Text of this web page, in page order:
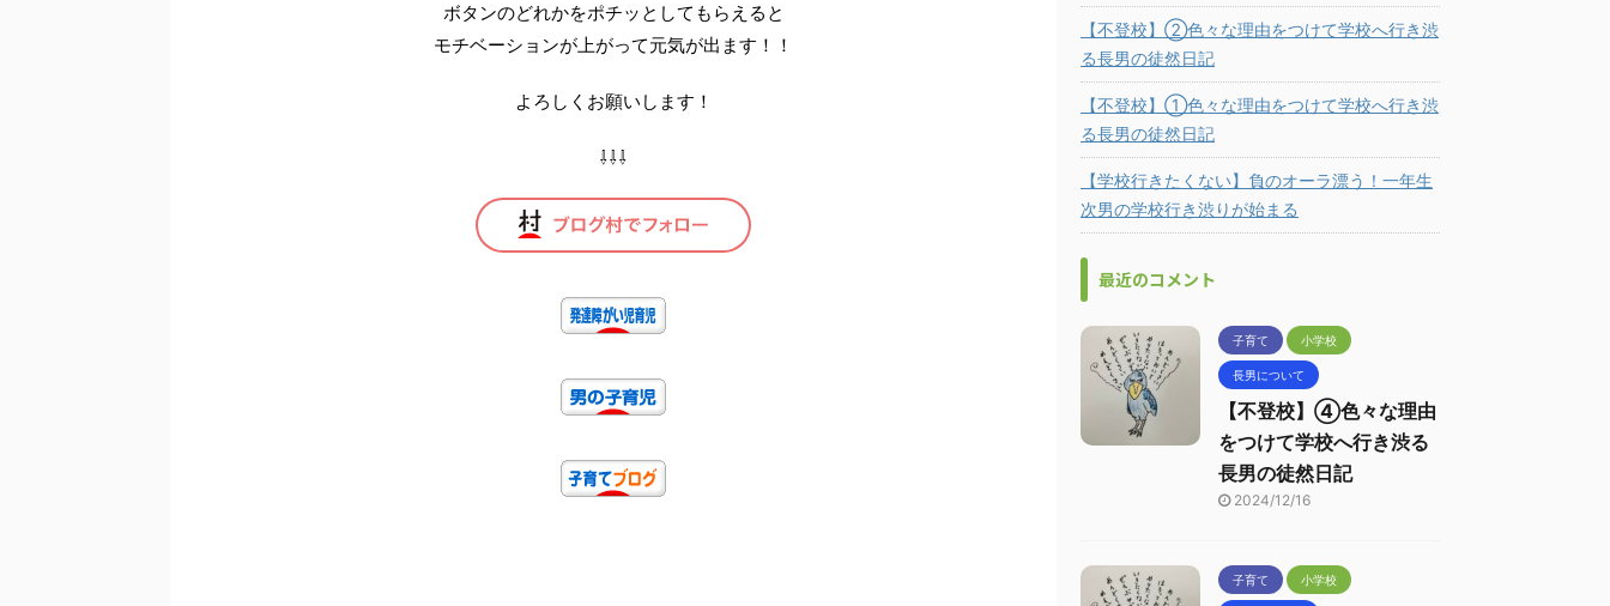
ボタンのどれかをポチッとしてもらえると
モチベーションが上がって元気が出ます！！
よろしくお願いします！
⇩⇩⇩
【不登校】②色々な理由をつけて学校へ行き渋
る長男の徒然日記
【不登校】①色々な理由をつけて学校へ行き渋
る長男の徒然日記
【学校行きたくない】負のオーラ漂う！一年生
次男の学校行き渋りが始まる
最近のコメント
子育て 小学校
長男について
【不登校】④色々な理由
をつけて学校へ行き渋る
長男の徒然日記
2024/12/16
子育て 小学校